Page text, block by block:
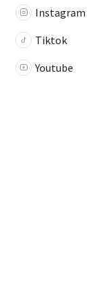
Instagram
Tiktok
Youtube